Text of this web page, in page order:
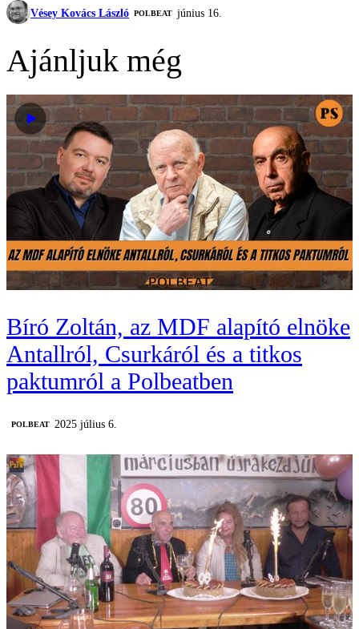
Vésey Kovács László ‎POLBEAT június 16.
Ajánljuk még
Bíró Zoltán, az MDF alapító elnöke
Antallról, Csurkáról és a titkos
paktumról a Polbeatben
‎POLBEAT 2025 július 6.